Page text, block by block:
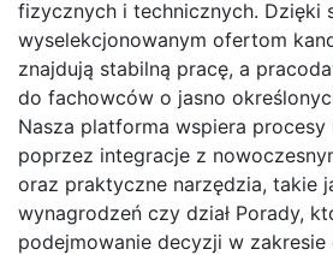
fizycznych i technicznych. Dzięki
wyselekcjonowanym ofertom
znajdują stabilną pracę, a
do fachowców o jasno
Nasza platforma wspiera procesy
poprzez integracje z
oraz praktyczne narzędzia, takie
wynagrodzeń czy dział Porady,
podejmowanie decyzji w zakresie